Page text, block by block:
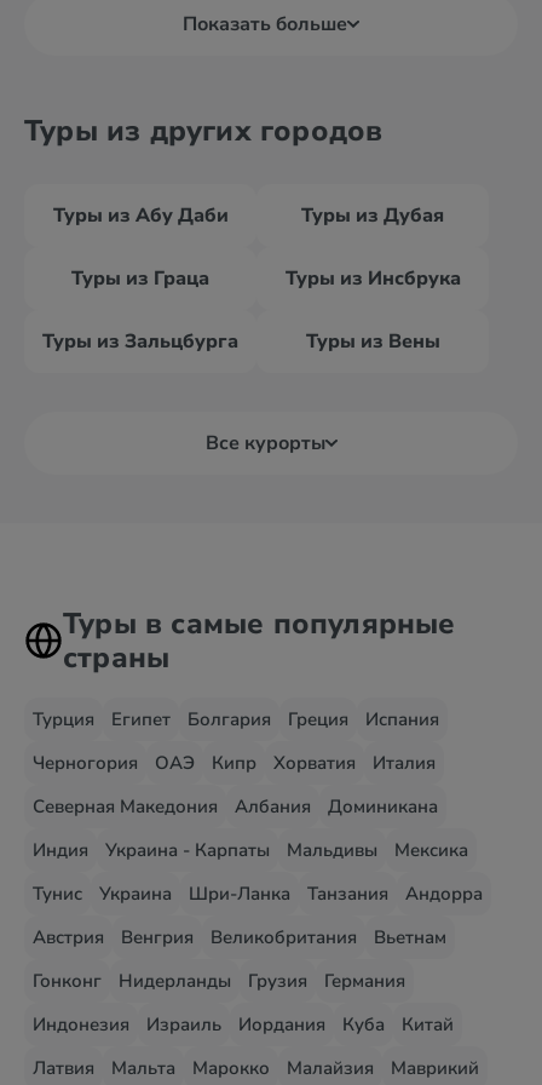
Показать больше
Туры из других городов
Туры из Абу Даби Туры из Дубая
Туры из Граца Туры из Инсбрука
Туры из Зальцбурга Туры из Вены
Все курорты
Туры в самые популярные
страны
Турция Египет Болгария Греция
Испания
Черногория
ОАЭ Кипр Хорватия
Италия
Северная Македония
Албания
Доминикана
Индия
Украина - Карпаты Мальдивы
Мексика
Тунис
Украина Шри-Ланка Танзания
Андорра
Австрия
Венгрия Великобритания
Вьетнам
Гонконг
Нидерланды Грузия
Германия
Индонезия
Израиль Иордания Куба
Китай
Латвия
Мальта Марокко Малайзия Маврикий